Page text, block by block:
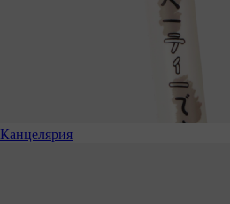
Канцелярия